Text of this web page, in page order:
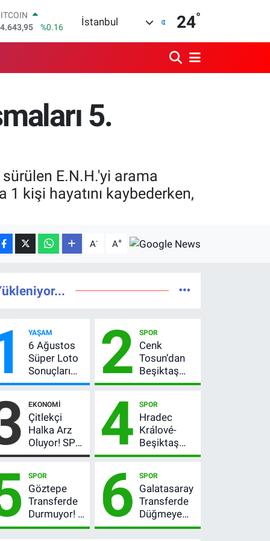
47,6704
%0.12
İstanbul 24°
5.
E.N.H.'yi arama
kişi hayatını kaybederken,
A- A+
YAŞAM
6 Ağustos
Süper Loto
Sonuçları
Açıklandı!
TL’lik Çekiliş
2 SPOR
Cenk
Tosun’dan
Beşiktaş
açıklaması:
asıl mesajı
satır
arasında
verdi
EKONOMI
Çitlekçi
Halka Arz
Oluyor! SPK
Onayladı:
Sayısı ve
Talep
Toplama
Tarihi
4 SPOR
Hradec
Králové-
Beşiktaş
maçı hangi
Şifresiz
canlı yayın
izleme
rehberi
SPOR
Göztepe
Transferde
Durmuyor! 6
İmza
6 SPOR
Galatasaray
Transferde
Düğmeye
Bastı! Leao,